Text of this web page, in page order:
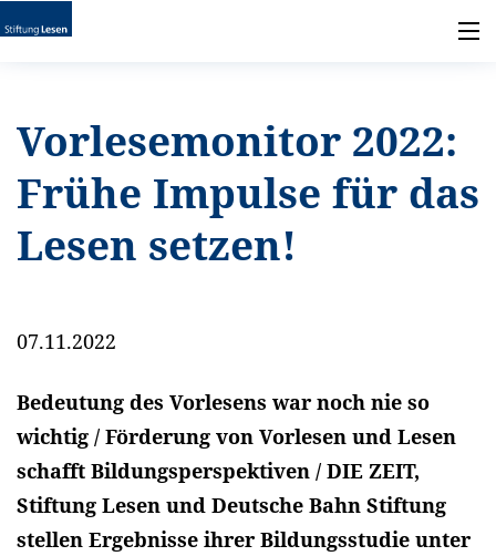
Vorlesemonitor 2022:
Frühe Impulse für das
Lesen setzen!
07.11.2022
Bedeutung des Vorlesens war noch nie so
wichtig / Förderung von Vorlesen und Lesen
schafft Bildungsperspektiven / DIE ZEIT,
Stiftung Lesen und Deutsche Bahn Stiftung
stellen Ergebnisse ihrer Bildungsstudie unter